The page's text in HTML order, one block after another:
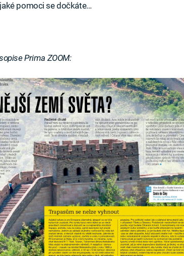
pomoci se dočkáte…
Prima ZOOM: